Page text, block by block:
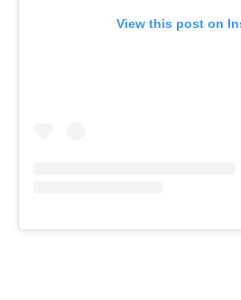
View this post on